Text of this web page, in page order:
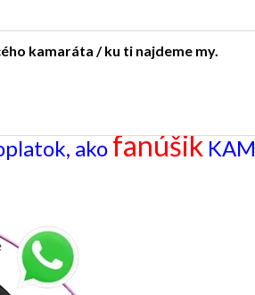
kamaráta / ku ti najdeme my.
akofanúšik